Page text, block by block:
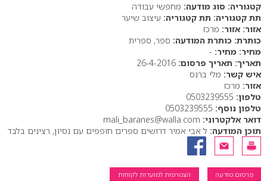
סוג מודעה: מחפשי עבודה
תת קטגוריה: עיצוב שיער
אזור: מרכז
כותרת המודעה: ספר, ספרית
מחיר: -
תאריך פרסום:
איש קשר: מלי ברנס
אזור: מרכז
טלפון:
טלפון נוסף:
דואר אלקטרוני:
תוכן המודעה: ל אבי אמיר דרושים ספרים חופפים עם נסיון, רצינים בלבד
פרסום מודעה הצטרפות למועדות לקוחות